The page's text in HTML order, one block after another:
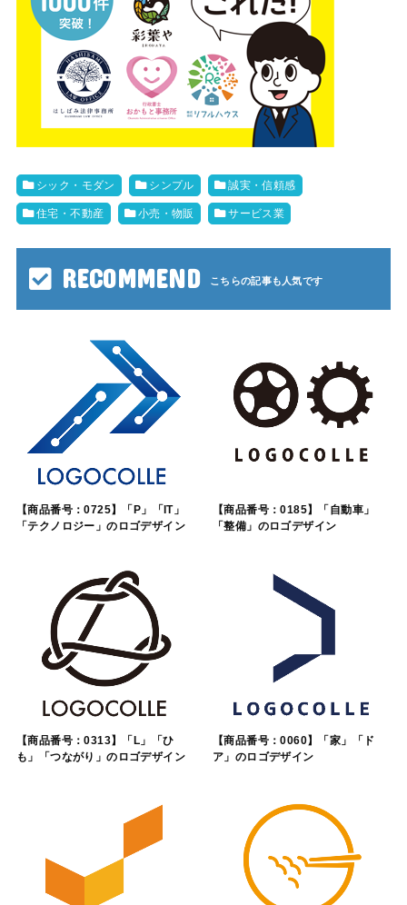
シック・モダン シンプル 誠実・信頼感
住宅・不動産 小売・物販 サービス業
RECOMMEND
【商品番号：0725】「P」「IT」
「テクノロジー」のロゴデザイン
【商品番号：0185】「自動車」
「整備」のロゴデザイン
【商品番号：0313】「L」「ひ
も」「つながり」のロゴデザイン
【商品番号：0060】「家」「ド
ア」のロゴデザイン